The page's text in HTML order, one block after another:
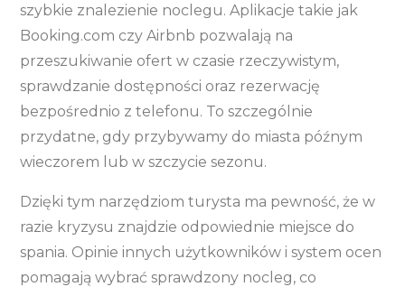
szybkie znalezienie noclegu. Aplikacje takie jak
Booking.com czy Airbnb pozwalają na
przeszukiwanie ofert w czasie rzeczywistym,
sprawdzanie dostępności oraz rezerwację
bezpośrednio z telefonu. To szczególnie
przydatne, gdy przybywamy do miasta późnym
wieczorem lub w szczycie sezonu.
Dzięki tym narzędziom turysta ma pewność, że w
razie kryzysu znajdzie odpowiednie miejsce do
spania. Opinie innych użytkowników i system ocen
pomagają wybrać sprawdzony nocleg, co